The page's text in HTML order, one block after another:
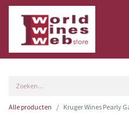
Alle producten Kruger Wines Pearly